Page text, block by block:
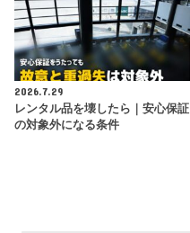
2026.7.29
レンタル品を壊したら｜安心保証
の対象外になる条件